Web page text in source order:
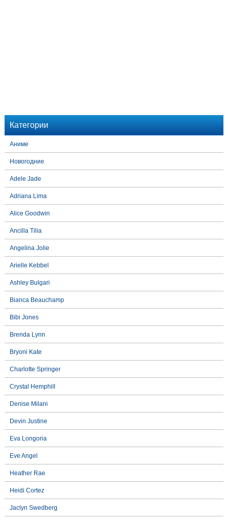
Категории
Аниме
Новогодние
Adele Jade
Adriana Lima
Alice Goodwin
Ancilla Tilia
Angelina Jolie
Arielle Kebbel
Ashley Bulgari
Bianca Beauchamp
Bibi Jones
Brenda Lynn
Bryoni Kate
Charlotte Springer
Crystal Hemphill
Denise Milani
Devin Justine
Eva Longoria
Eve Angel
Heather Rae
Heidi Cortez
Jaclyn Swedberg